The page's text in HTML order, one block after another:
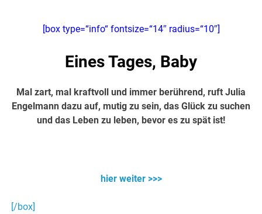
[box type=“info“ fontsize=“14″ radius=“10″]
Eines Tages, Baby
Mal zart, mal kraftvoll und immer berührend, ruft Julia
Engelmann dazu auf, mutig zu sein, das Glück zu suchen
und das Leben zu leben, bevor es zu spät ist!
hier weiter >>>
[/box]